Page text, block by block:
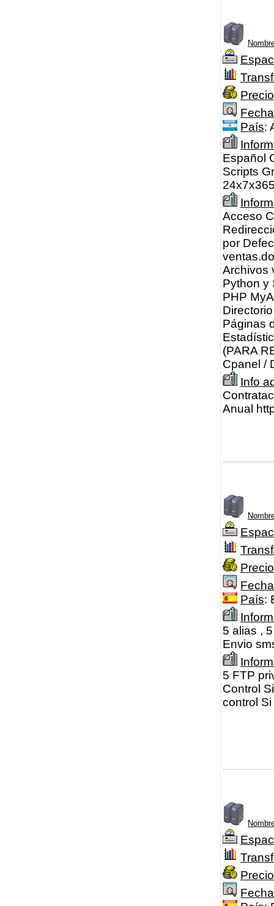
Precio
País:
Español
Scripts
Acceso
por
Archivos
Python y
PHP
Páginas
(PARA
Cpanel /
Info
Anual
Precio
País:
5 alias ,
Envio
5 FTP
Control
control Si
Precio